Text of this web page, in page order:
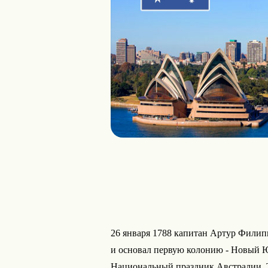
26 января 1788 капитан Артур
и основал первую колонию - Новый